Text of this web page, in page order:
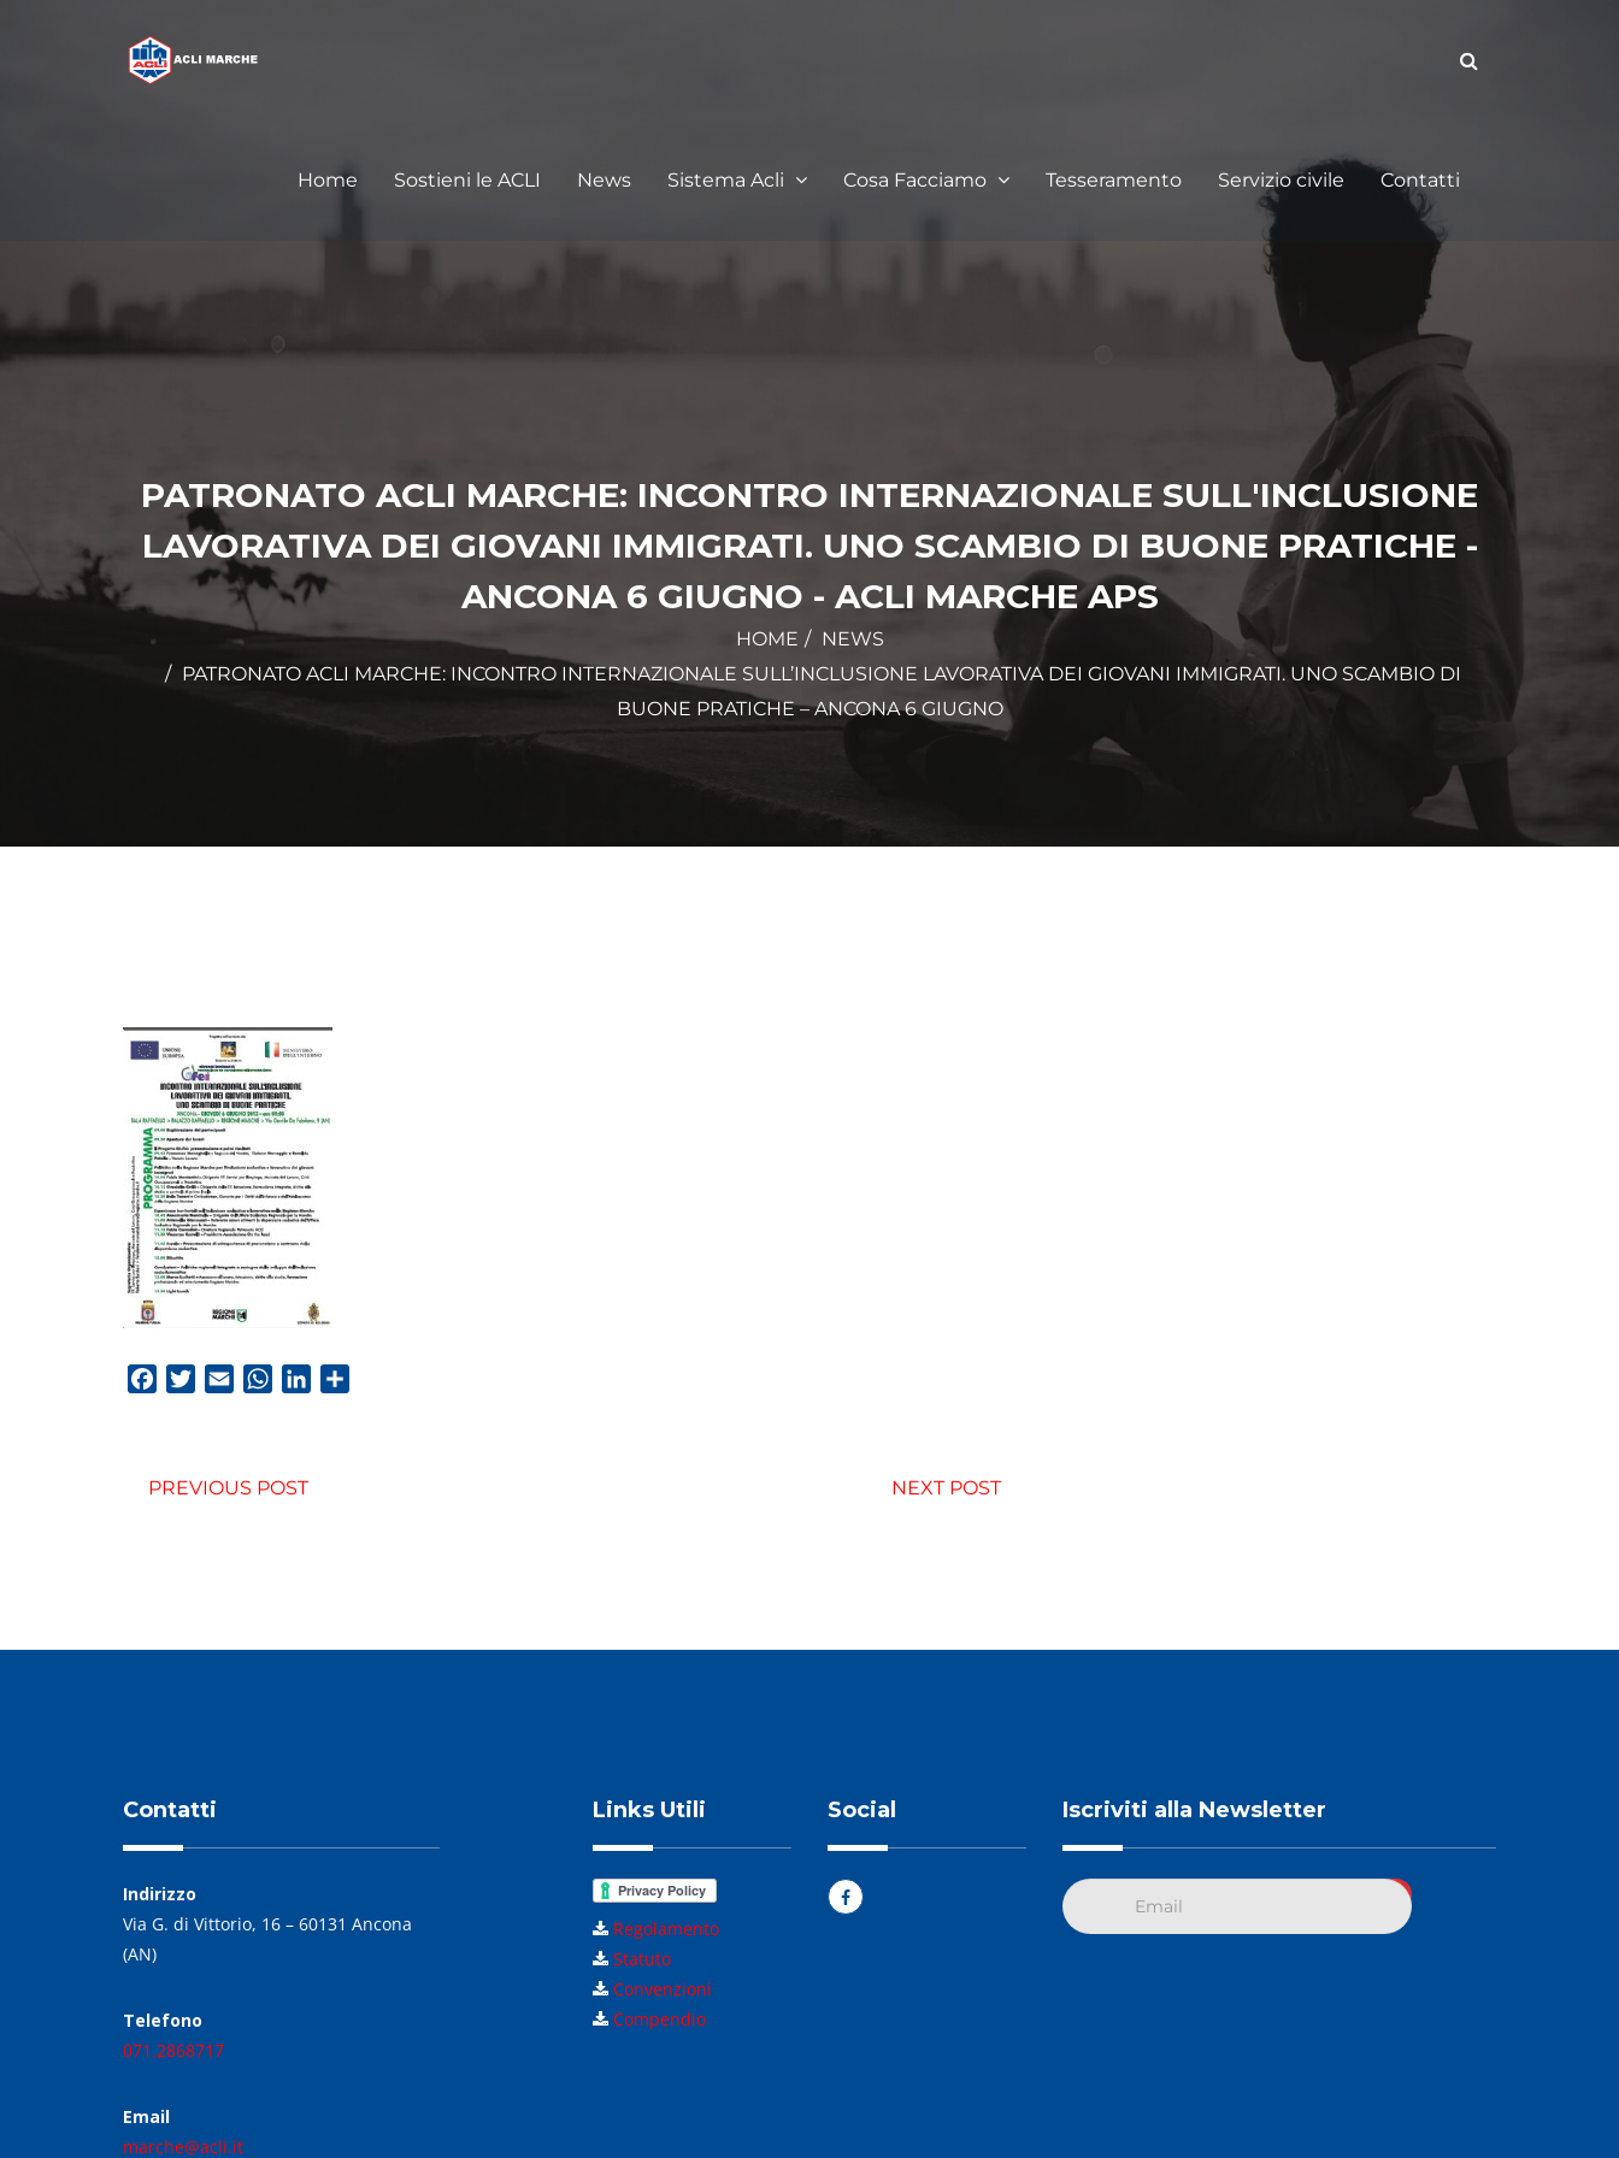
Home Sostieni le ACLI News Sistema Acli Cosa Facciamo Tesseramento Servizio civile Contatti
PATRONATO ACLI MARCHE: INCONTRO INTERNAZIONALE SULL'INCLUSIONE
LAVORATIVA DEI GIOVANI IMMIGRATI. UNO SCAMBIO DI BUONE PRATICHE -
ANCONA 6 GIUGNO - ACLI MARCHE APS
HOME
NEWS
PATRONATO ACLI MARCHE: INCONTRO INTERNAZIONALE SULL’INCLUSIONE LAVORATIVA DEI GIOVANI IMMIGRATI. UNO SCAMBIO DI
BUONE PRATICHE – ANCONA 6 GIUGNO
FacebookTwitterEmail WhatsApp
LinkedIn
PREVIOUS POST NEXT POST
Contatti
Indirizzo
Via G. di Vittorio, 16 – 60131 Ancona
(AN)
Telefono
071.2868717
Email
marche@acli.it
Links Utili
Regolamento
Statuto
Convenzioni
Compendio
Social Iscriviti alla Newsletter